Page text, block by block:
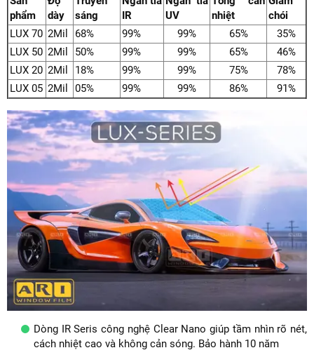
phẩm
dày
sáng
IR
UV
nhiệt
chói
LUX 70 2Mil 68% 99% 99% 65%
35%
LUX 50 2Mil 50% 99% 99% 65%
46%
LUX 20 2Mil 18% 99% 99% 75%
78%
LUX 05 2Mil 05% 99% 99% 86% 91%
Dòng IR Seris công nghệ Clear Nano giúp tầm nhìn rõ nét,
cách nhiệt cao và không cản sóng. Bảo hành 10 năm